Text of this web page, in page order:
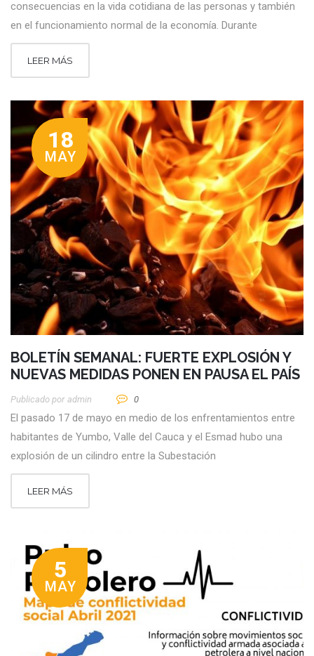
consecuencias en la vida cotidiana de las personas y también
en el funcionamiento normal de la economía. Durante
LEER MÁS
18
MAY
BOLETÍN SEMANAL: FUERTE EXPLOSIÓN Y
NUEVAS MEDIDAS PONEN EN PAUSA EL PAÍS
Publicado por Admin 0
El pasado 17 de mayo en medio de los enfrentamientos entre
habitantes de Yumbo, Valle del Cauca y el Esmad hubo una
explosión de un cilindro entre la Subestación
LEER MÁS
5
MAY